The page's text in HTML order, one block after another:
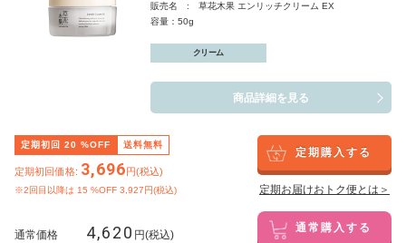
販売名 : 草花木果 エンリッチクリーム EX
容量：50g
クリーム
商品詳細を見る
定期初回 20 %OFF 送料無料
定期初回価格: 3,696円(税込)
※2回目以降は 15 %OFF 3,927円(税込)
定期購入する
定期お届けおトク便とは＞
通常価格 4,620 円(税込) 通常購入する